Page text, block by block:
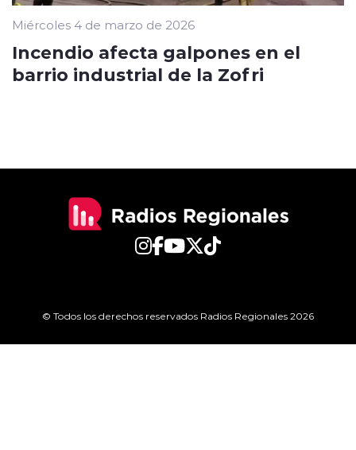
Miércoles 4 de marzo de 2026
Incendio afecta galpones en el
barrio industrial de la Zofri
© Todos los derechos reservados Radios Regionales 2026